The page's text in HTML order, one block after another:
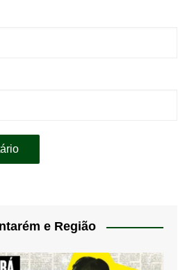
e Região